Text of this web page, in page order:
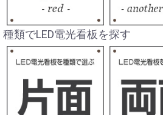
種類でLED電光看板を探す